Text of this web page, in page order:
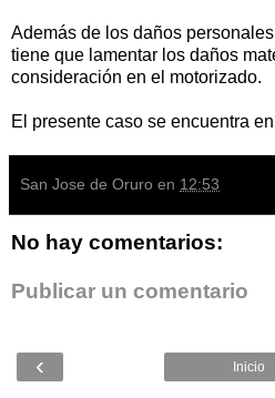
Además de los daños
tiene que lamentar los daños
consideración en el motorizado.
El presente caso se encuentra
San Jose de Oruro en 12:53
No hay comentarios:
Publicar un comentario
‹ Inicio